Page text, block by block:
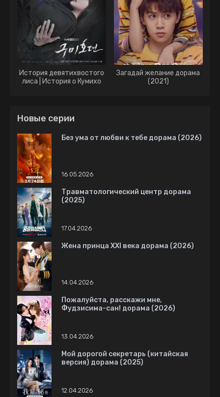
История девятихвостого
лиса | История о Кумихо
Загадай желание дорама
(2021)
Новые серии
Без ума от любви к тебе дорама (2026)
16.05.2026
Травматологический центр дорама
(2025)
17.04.2026
Жена принца XXI века дорама (2026)
14.04.2026
Пожалуйста, расскажи мне,
Фудзисима-сан! дорама (2026)
13.04.2026
Мой дорогой секретарь (китайская
версия) дорама (2025)
12.04.2026